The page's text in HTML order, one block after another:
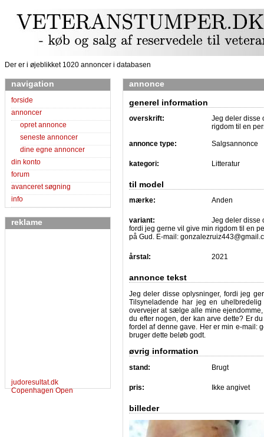
Der er i øjeblikket 1020 annoncer i databasen
navigation
forside
annoncer
opret annonce
seneste annoncer
dine egne annoncer
din konto
forum
avanceret søgning
info
reklame
judoresultat.dk
Copenhagen Open
annonce
generel information
overskrift:
Jeg deler disse
rigdom til en
annonce type: Salgsannonce
kategori: Litteratur
til model
mærke: Anden
variant:
Jeg deler disse
fordi jeg gerne vil give min rigdom til en
på Gud. E-mail:
årstal: 2021
annonce tekst
Jeg deler disse oplysninger, fordi jeg
Tilsyneladende har jeg en
overvejer at sælge alle mine
du efter nogen, der kan arve dette? Er
fordel af denne gave. Her er min e-mail:
bruger dette beløb godt.
øvrig information
stand: Brugt
pris: Ikke angivet
billeder